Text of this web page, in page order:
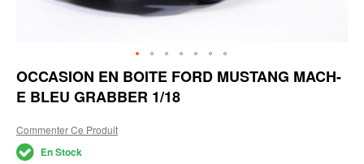
Skip
to
the
of
the
images
OCCASION EN BOITE FORD MUSTANG MACH-
E BLEU GRABBER 1/18
Commenter Ce Produit
En Stock